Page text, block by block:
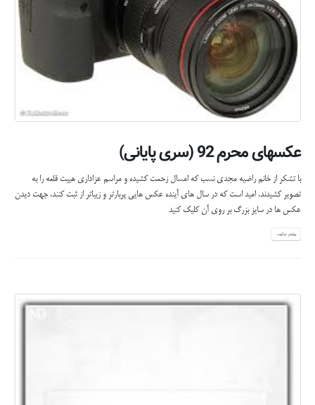
عکسهای محرم 92 (سری پایانی)
با تشکر از خانم راضیه مجدی نسب که امسال زحمت کشیده و مراسم عزاداری هییت قلعه را به
تصویر کشیدند. امید است که در سال های آینده عکس هایی پربارتر و زیباتر از ثبت کنند. جهت دیدن
عکس ها در سایز بزرگ بر روی آن کلیک کنید
بیشتر بدانید...